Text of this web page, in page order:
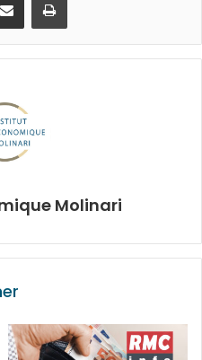
Molinari